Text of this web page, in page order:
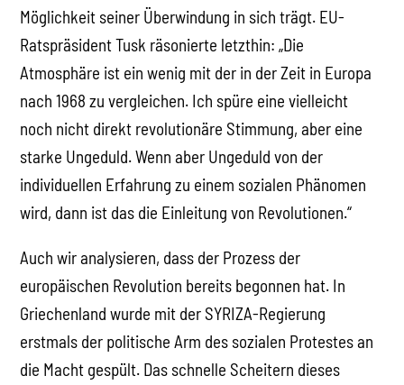
Möglichkeit seiner Überwindung in sich trägt. EU-
Ratspräsident Tusk räsonierte letzthin: „Die
Atmosphäre ist ein wenig mit der in der Zeit in Europa
nach 1968 zu vergleichen. Ich spüre eine vielleicht
noch nicht direkt revolutionäre Stimmung, aber eine
starke Ungeduld. Wenn aber Ungeduld von der
individuellen Erfahrung zu einem sozialen Phänomen
wird, dann ist das die Einleitung von Revolutionen.“
Auch wir analysieren, dass der Prozess der
europäischen Revolution bereits begonnen hat. In
Griechenland wurde mit der SYRIZA-Regierung
erstmals der politische Arm des sozialen Protestes an
die Macht gespült. Das schnelle Scheitern dieses